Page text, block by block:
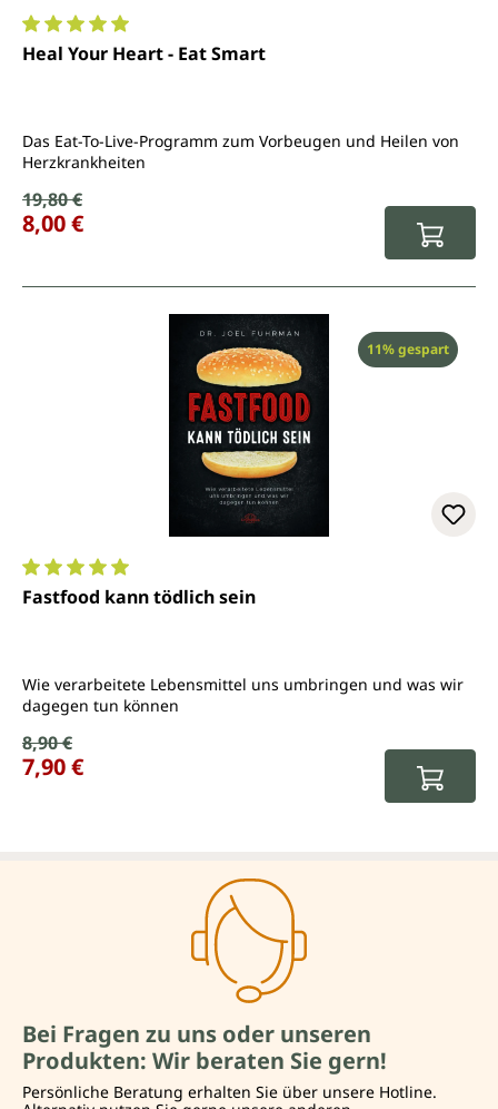
Durchschnittliche Bewertung von 5 von 5 Sternen
Heal Your Heart - Eat Smart
Das Eat-To-Live-Programm zum Vorbeugen und Heilen von
Herzkrankheiten
Verkaufspreis:
Regulärer Preis:
19,80 €
8,00 €
Rabatt
11% gespart
Durchschnittliche Bewertung von 5 von 5 Sternen
Fastfood kann tödlich sein
Wie verarbeitete Lebensmittel uns umbringen und was wir
dagegen tun können
Verkaufspreis:
Regulärer Preis:
8,90 €
7,90 €
Bei Fragen zu uns oder unseren
Produkten: Wir beraten Sie gern!
Persönliche Beratung erhalten Sie über unsere Hotline.